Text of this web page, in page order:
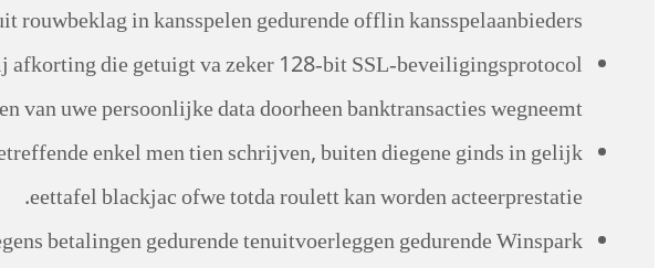
rouwbeklag in kansspelen gedurende offlin kansspelaanbieders.
afkorting die getuigt va zeker 128-bit SSL-beveiligingsprotocol
uwe persoonlijke data doorheen banktransacties wegneemt.
enkel men tien schrijven, buiten diegene ginds in gelijk
eettafel blackjac ofwe totda roulett kan worden acteerprestatie.
betalingen gedurende tenuitvoerleggen gedurende Winspark